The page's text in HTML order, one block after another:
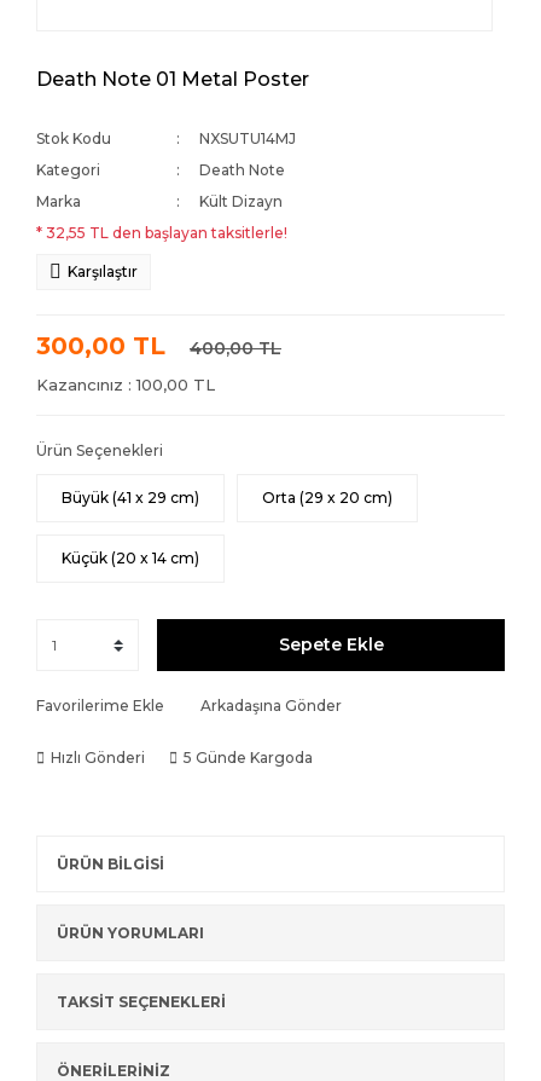
Death Note 01 Metal Poster
Stok Kodu
NXSUTU14MJ
Kategori
Death Note
Marka
Kült Dizayn
* 32,55 TL den başlayan taksitlerle!
Karşılaştır
300,00 TL 400,00 TL
Kazancınız : 100,00 TL
Ürün Seçenekleri
Büyük (41 x 29 cm) Orta (29 x 20 cm)
Küçük (20 x 14 cm)
Sepete Ekle
Favorilerime Ekle Arkadaşına Gönder
Hızlı Gönderi 5 Günde Kargoda
ÜRÜN BİLGİSİ
ÜRÜN YORUMLARI
TAKSİT SEÇENEKLERİ
ÖNERİLERİNİZ